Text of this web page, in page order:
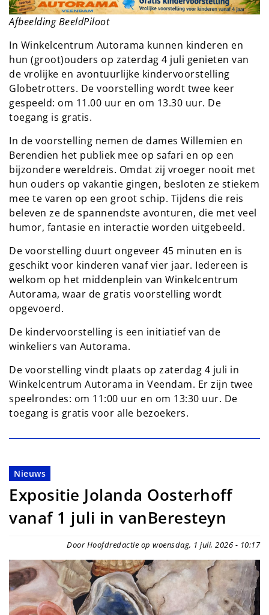
Afbeelding BeeldPiloot
In Winkelcentrum Autorama kunnen kinderen en
hun (groot)ouders op zaterdag 4 juli genieten van
de vrolijke en avontuurlijke kindervoorstelling
Globetrotters. De voorstelling wordt twee keer
gespeeld: om 11.00 uur en om 13.30 uur. De
toegang is gratis.
In de voorstelling nemen de dames Willemien en
Berendien het publiek mee op safari en op een
bijzondere wereldreis. Omdat zij vroeger nooit met
hun ouders op vakantie gingen, besloten ze stiekem
mee te varen op een groot schip. Tijdens die reis
beleven ze de spannendste avonturen, die met veel
humor, fantasie en interactie worden uitgebeeld.
De voorstelling duurt ongeveer 45 minuten en is
geschikt voor kinderen vanaf vier jaar. Iedereen is
welkom op het middenplein van Winkelcentrum
Autorama, waar de gratis voorstelling wordt
opgevoerd.
De kindervoorstelling is een initiatief van de
winkeliers van Autorama.
De voorstelling vindt plaats op zaterdag 4 juli in
Winkelcentrum Autorama in Veendam. Er zijn twee
speelrondes: om 11:00 uur en om 13:30 uur. De
toegang is gratis voor alle bezoekers.
Nieuws
Expositie Jolanda Oosterhoff
vanaf 1 juli in vanBeresteyn
Door Hoofdredactie op woensdag, 1 juli, 2026 - 10:17